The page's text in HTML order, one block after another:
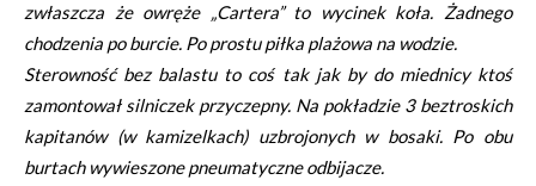
zwłaszcza że owręże „Cartera” to wycinek koła. Żadnego
chodzenia po burcie. Po prostu piłka plażowa na wodzie.
Sterowność bez balastu to coś tak jak by do miednicy ktoś
zamontował silniczek przyczepny. Na pokładzie 3 beztroskich
kapitanów (w kamizelkach) uzbrojonych w bosaki. Po obu
burtach wywieszone pneumatyczne odbijacze.